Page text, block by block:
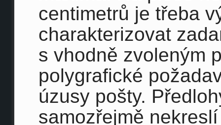
centimetrů je třeba
charakterizovat
s vhodně zvoleným
polygrafické
úzusy pošty.
samozřejmě